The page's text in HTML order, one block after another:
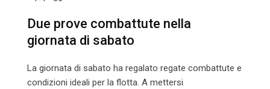
Due prove combattute nella
giornata di sabato
La giornata di sabato ha regalato regate combattute e
condizioni ideali per la flotta. A mettersi